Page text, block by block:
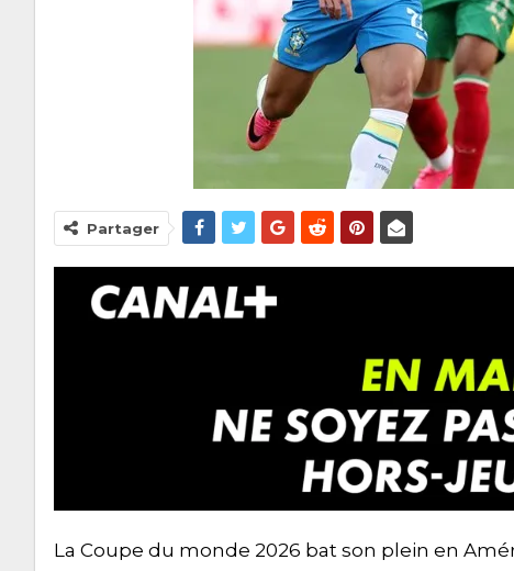
Partager
La Coupe du monde 2026 bat son plein en